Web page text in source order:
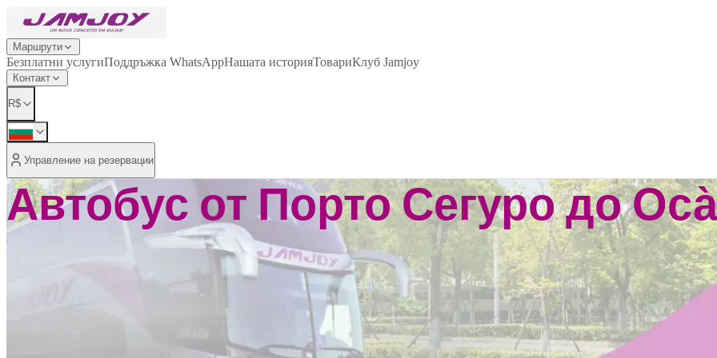
Маршрути
Безплатни услугиПоддръжка WhatsAppНашата историяТовариКлуб Jamjoy
Контакт
R$
Управление на резервации
Автобус от Порто Сегуро до